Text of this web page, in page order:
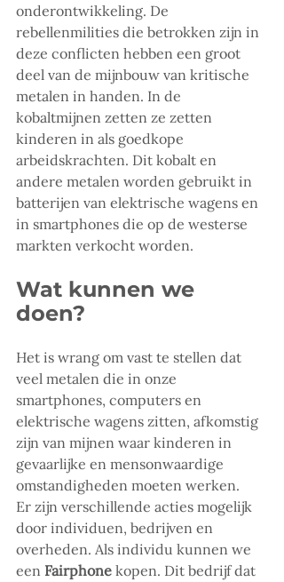
onderontwikkeling. De
rebellenmilities die betrokken zijn in
deze conflicten hebben een groot
deel van de mijnbouw van kritische
metalen in handen. In de
kobaltmijnen zetten ze zetten
kinderen in als goedkope
arbeidskrachten. Dit kobalt en
andere metalen worden gebruikt in
batterijen van elektrische wagens en
in smartphones die op de westerse
markten verkocht worden.
Wat kunnen we
doen?
Het is wrang om vast te stellen dat
veel metalen die in onze
smartphones, computers en
elektrische wagens zitten, afkomstig
zijn van mijnen waar kinderen in
gevaarlijke en mensonwaardige
omstandigheden moeten werken.
Er zijn verschillende acties mogelijk
door individuen, bedrijven en
overheden. Als individu kunnen we
een Fairphone kopen. Dit bedrijf dat